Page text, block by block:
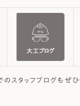
スタッフブログもぜひ